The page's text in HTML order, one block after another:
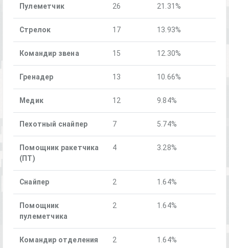
Пулеметчик 26 21.31%
Стрелок 17 13.93%
Командир звена 15 12.30%
Гренадер 13 10.66%
Медик 12 9.84%
Пехотный снайпер 7 5.74%
Помощник ракетчика
(ПТ)
4 3.28%
Снайпер 2 1.64%
Помощник
пулеметчика
2 1.64%
Командир отделения 2 1.64%